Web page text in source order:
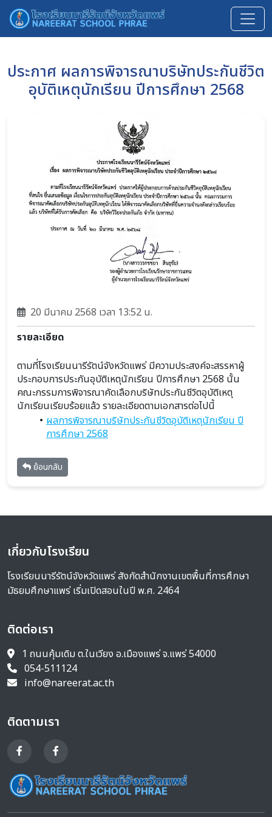
ประกาศ ผลการพิจารณาบริษัทประกันชีวิต
อุบัติเหตุนักเรียน ปีการศึกษา 2568
20 มีนาคม 2568 เวลา 13:52 น.
รายละเอียด
ตามที่โรงเรียนนารีรัตน์จังหวัดแพร่ มีความประสงค์จะสรรหาผู้
ประกอบการประกันอุบัติเหตุนักเรียน ปีการศึกษา 2568 นั้น
คณะกรรมการพิจารณาคัดเลือกบริษัทประกันชีวิตอุบัติเหตุ
นักเรียนเรียบร้อยแล้ว รายละเอียดตามเอกสารต่อไปนี้
ผลการพิจารณาบริษัทประกันชีวิตอุบัติเหตุนักเรียน ปี
การศึกษา 2568
ย้อนกลับ
เกี่ยวกับโรงเรียน
โรงเรียนนารีรัตน์จังหวัดแพร่ สังกัดสำนักงานเขตพื้นที่การศึกษา
มัธยมศึกษาแพร่ เริ่มเปิดสอนในปี พ.ศ. 2464
ติดต่อเรา
1 ถนนคุ้มเดิม ต.ในเวียง อ.เมืองแพร่ จ.แพร่ 54000
054-511124
info@nareerat.ac.th
ติดตามเรา